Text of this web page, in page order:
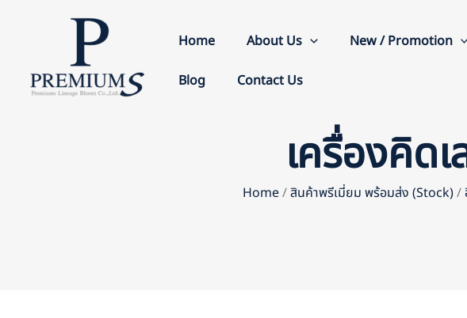
Home About Us New / Promotion
Blog Contact Us
เครื่องคิด
Home/สินค้าพรีเมี่ยม พร้อมส่ง (Stock)/